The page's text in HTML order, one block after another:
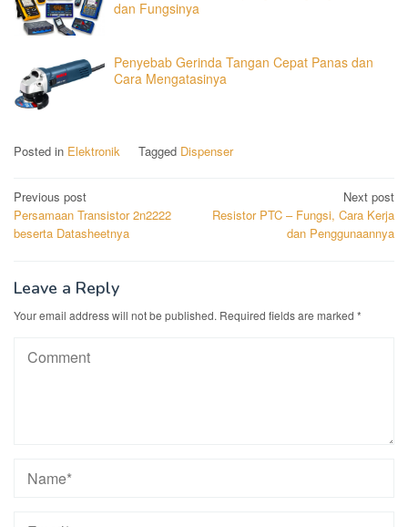
dan Fungsinya
Penyebab Gerinda Tangan Cepat Panas dan
Cara Mengatasinya
Posted in Elektronik Tagged Dispenser
Post
navigation
Previous post
Persamaan Transistor 2n2222
beserta Datasheetnya
Next post
Resistor PTC – Fungsi, Cara Kerja
dan Penggunaannya
Leave a Reply
Your email address will not be published. Required fields are marked *